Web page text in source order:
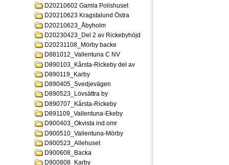
D20210602 Gamla Polishuset
D20210623 Kragstalund Östra
D20210623_Åbyholm
D20230423_Del 2 av Rickebyhöjd
D20231108_Mörby backe
D881012_Vallentuna C NV
D890103_Kårsta-Rickeby del av
D890119_Karby
D890405_Svedjevägen
D890523_Lövsättra by
D890707_Kårsta-Rickeby
D891109_Vallentuna-Ekeby
D900403_Okvista ind.omr
D900510_Vallentuna-Mörby
D900523_Allehuset
D900608_Backa
D900808_Karby